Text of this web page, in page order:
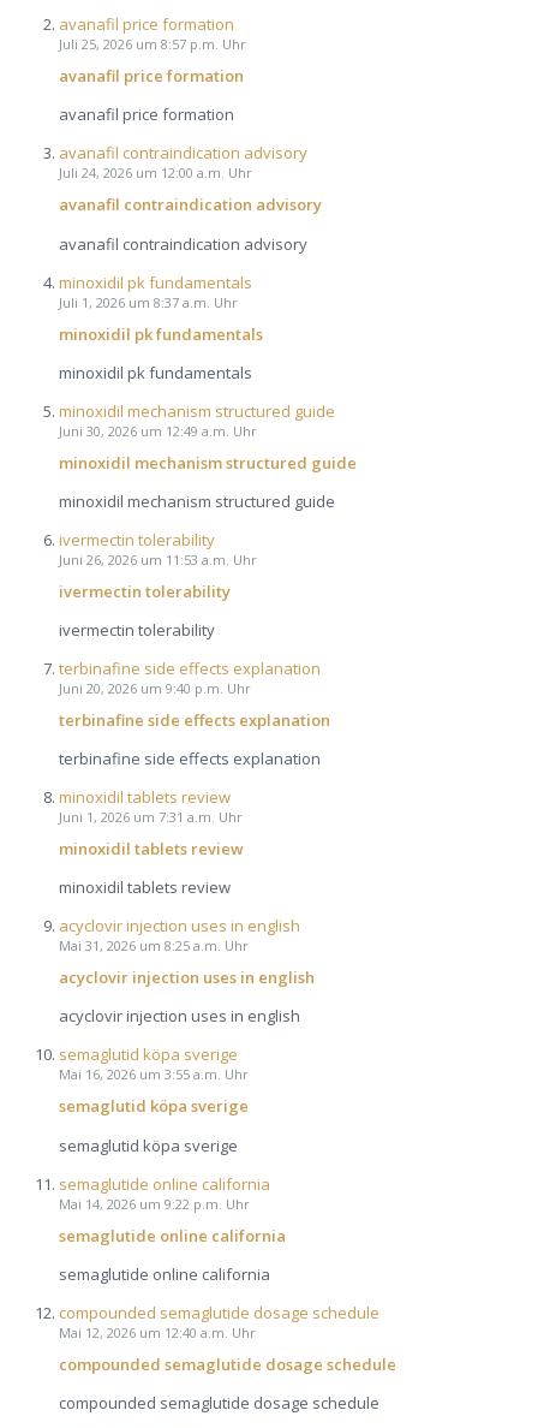
avanafil price formation
Juli 25, 2026 um 8:57 p.m. Uhr
avanafil price formation
avanafil price formation
avanafil contraindication advisory
Juli 24, 2026 um 12:00 a.m. Uhr
avanafil contraindication advisory
avanafil contraindication advisory
minoxidil pk fundamentals
Juli 1, 2026 um 8:37 a.m. Uhr
minoxidil pk fundamentals
minoxidil pk fundamentals
minoxidil mechanism structured guide
Juni 30, 2026 um 12:49 a.m. Uhr
minoxidil mechanism structured guide
minoxidil mechanism structured guide
ivermectin tolerability
Juni 26, 2026 um 11:53 a.m. Uhr
ivermectin tolerability
ivermectin tolerability
terbinafine side effects explanation
Juni 20, 2026 um 9:40 p.m. Uhr
terbinafine side effects explanation
terbinafine side effects explanation
minoxidil tablets review
Juni 1, 2026 um 7:31 a.m. Uhr
minoxidil tablets review
minoxidil tablets review
acyclovir injection uses in english
Mai 31, 2026 um 8:25 a.m. Uhr
acyclovir injection uses in english
acyclovir injection uses in english
semaglutid köpa sverige
Mai 16, 2026 um 3:55 a.m. Uhr
semaglutid köpa sverige
semaglutid köpa sverige
semaglutide online california
Mai 14, 2026 um 9:22 p.m. Uhr
semaglutide online california
semaglutide online california
compounded semaglutide dosage schedule
Mai 12, 2026 um 12:40 a.m. Uhr
compounded semaglutide dosage schedule
compounded semaglutide dosage schedule